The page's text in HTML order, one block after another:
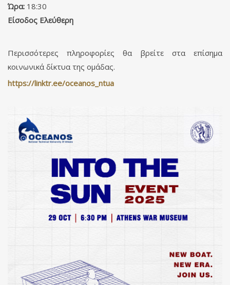
Ώρα: 18:30
Είσοδος Ελεύθερη
Περισσότερες πληροφορίες θα βρείτε στα επίσημα
κοινωνικά δίκτυα της ομάδας.
https://linktr.ee/oceanos_ntua